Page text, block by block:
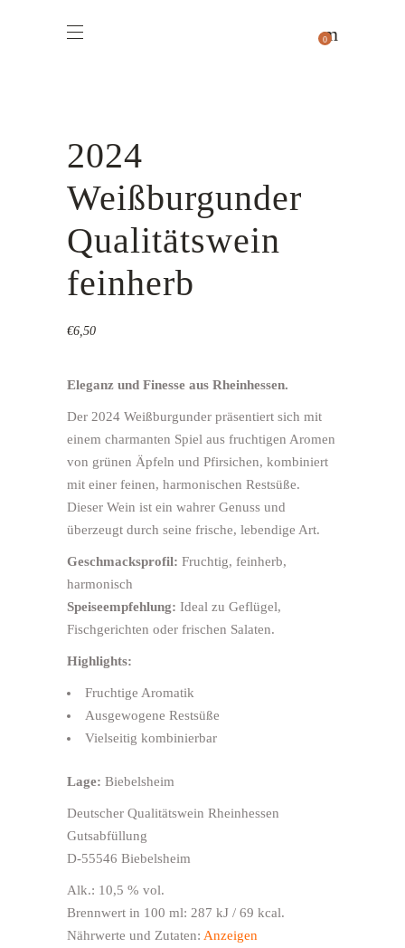
0
2024
Weißburgunder
Qualitätswein
feinherb
€6,50
Eleganz und Finesse aus Rheinhessen.
Der 2024 Weißburgunder präsentiert sich mit
einem charmanten Spiel aus fruchtigen Aromen
von grünen Äpfeln und Pfirsichen, kombiniert
mit einer feinen, harmonischen Restsüße.
Dieser Wein ist ein wahrer Genuss und
überzeugt durch seine frische, lebendige Art.
Geschmacksprofil: Fruchtig, feinherb,
harmonisch
Speiseempfehlung: Ideal zu Geflügel,
Fischgerichten oder frischen Salaten.
Highlights:
Fruchtige Aromatik
Ausgewogene Restsüße
Vielseitig kombinierbar
Lage: Biebelsheim
Deutscher Qualitätswein Rheinhessen
Gutsabfüllung
D-55546 Biebelsheim
Alk.: 10,5 % vol.
Brennwert in 100 ml: 287 kJ / 69 kcal.
Nährwerte und Zutaten: Anzeigen